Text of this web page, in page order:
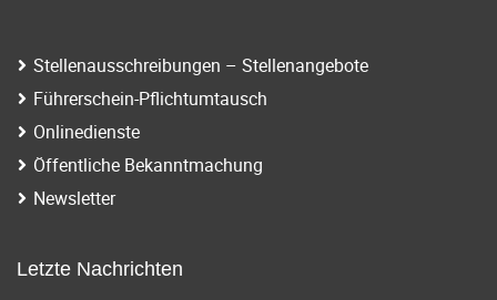
Stellenausschreibungen – Stellenangebote
Führerschein-Pflichtumtausch
Onlinedienste
Öffentliche Bekanntmachung
Newsletter
Letzte Nachrichten